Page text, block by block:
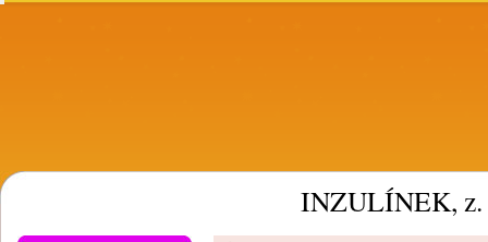
INZULÍNEK, z.